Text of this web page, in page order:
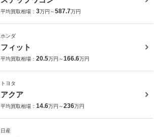
平均買取相場： 3万円～587.7万円
ホンダ
フィット
平均買取相場： 20.5万円～166.6万円
トヨタ
アクア
平均買取相場： 14.6万円～236万円
日産